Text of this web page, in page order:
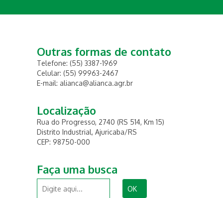
Outras formas de contato
Telefone: (55) 3387-1969
Celular: (55) 99963-2467
E-mail: alianca@alianca.agr.br
Localização
Rua do Progresso, 2740 (RS 514, Km 15)
Distrito Industrial, Ajuricaba/RS
CEP: 98750-000
Faça uma busca